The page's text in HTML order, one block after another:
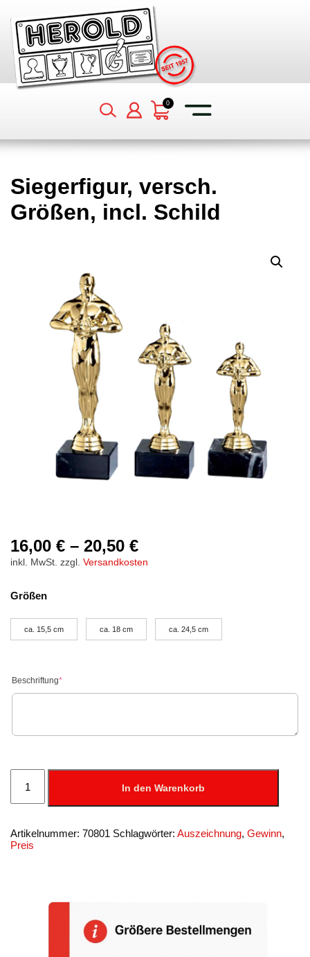
0
Siegerfigur, versch.
Größen, incl. Schild
16,00 € – 20,50 €
inkl. MwSt. zzgl. Versandkosten
Größen
ca. 15,5 cm ca. 18 cm ca. 24,5 cm
Beschriftung*
Siegerfigur,
versch.
Menge
In den Warenkorb
Artikelnummer: 70801 Schlagwörter: Auszeichnung, Gewinn,
Preis